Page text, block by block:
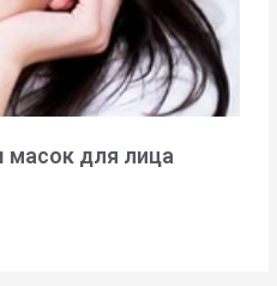
для лица